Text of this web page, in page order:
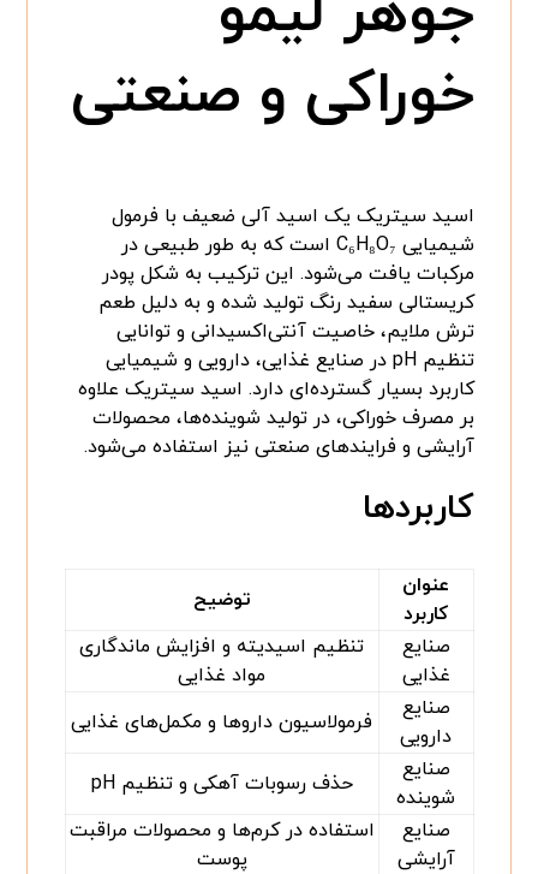
خوراکی و صنعتی
اسید سیتریک یک اسید آلی ضعیف با فرمول
شیمیایی C₆H₈O₇ است که به طور طبیعی در
مرکبات یافت می‌شود. این ترکیب به شکل پودر
کریستالی سفید رنگ تولید شده و به دلیل طعم
ترش ملایم، خاصیت آنتی‌اکسیدانی و توانایی
تنظیم pH در صنایع غذایی، دارویی و شیمیایی
کاربرد بسیار گسترده‌ای دارد. اسید سیتریک علاوه
بر مصرف خوراکی، در تولید شوینده‌ها، محصولات
آرایشی و فرایندهای صنعتی نیز استفاده می‌شود.
کاربردها
عنوان
کاربرد
توضیح
صنایع
غذایی
تنظیم اسیدیته و افزایش ماندگاری
مواد غذایی
صنایع
دارویی
فرمولاسیون داروها و مکمل‌های غذایی
صنایع
شوینده
حذف رسوبات آهکی و تنظیم pH
صنایع
آرایشی
استفاده در کرم‌ها و محصولات مراقبت
پوست